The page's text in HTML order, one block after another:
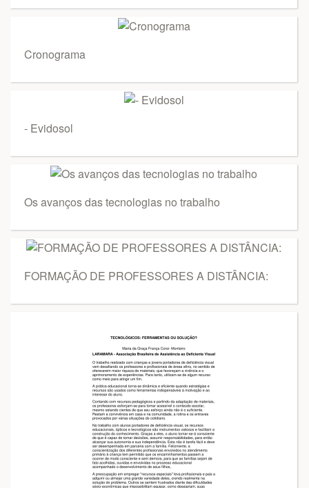
Cronograma
- Evidosol
Os avanços das tecnologias no trabalho
FORMAÇÃO DE PROFESSORES A DISTÂNCIA: